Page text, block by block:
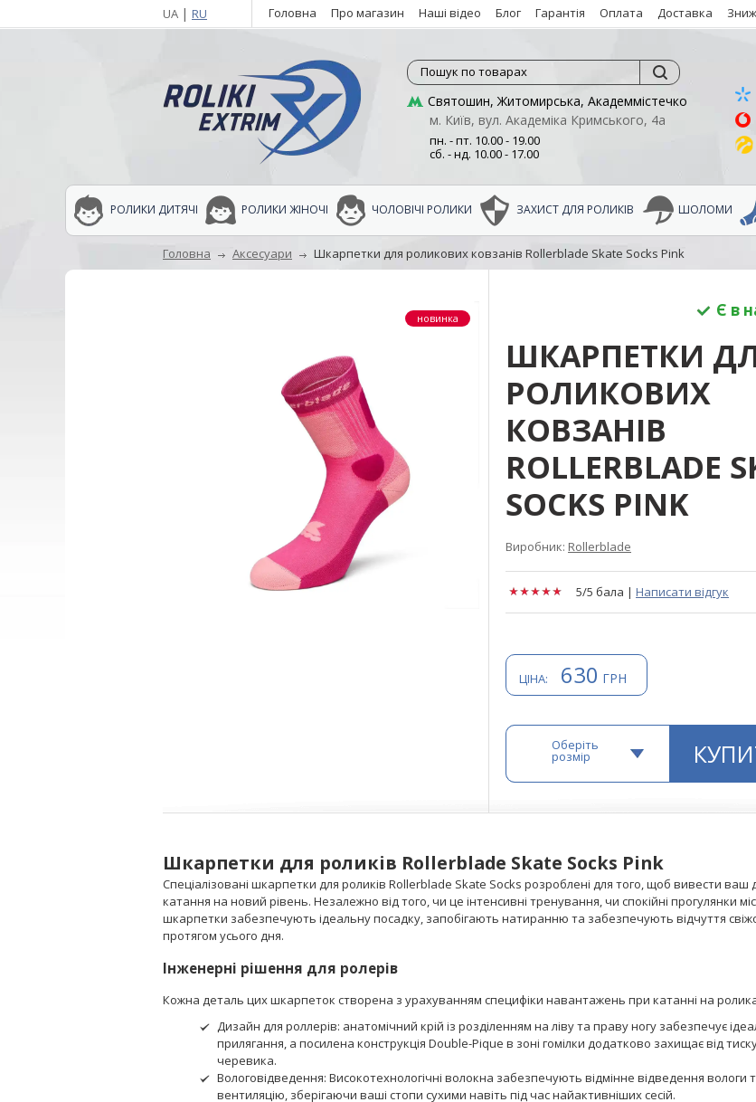
UA | RU Головна Про магазин Наші відео Блог Гарантія Оплата Доставка
Пошук по товарах
Святошин, Житомирська, Академмістечко
м. Київ, вул. Академіка Кримського, 4а
пн. - пт. 10.00 - 19.00
сб. - нд. 10.00 - 17.00
РОЛИКИ ДИТЯЧІ РОЛИКИ ЖІНОЧІ ЧОЛОВІЧІ РОЛИКИ ЗАХИСТ ДЛЯ РОЛИКІВ ШОЛОМИ
Головна Аксесуари Шкарпетки для роликових ковзанів Rollerblade Skate Socks Pink
новинка Є в
ШКАРПЕТКИ
РОЛИКОВИХ
КОВЗАНІВ
ROLLERBLADE
SOCKS PINK
Виробник: Rollerblаdе
5/5 бала | Написати відгук
ЦІНА: 630 ГРН
Оберіть
розмір
Шкарпетки для роликів Rollerblade Skate Socks Pink
Спеціалізовані шкарпетки для роликів Rollerblade Skate Socks розроблені для того, щоб вивести ваш
катання на новий рівень. Незалежно від того, чи це інтенсивні тренування, чи спокійні прогулянки
шкарпетки забезпечують ідеальну посадку, запобігають натиранню та забезпечують відчуття
протягом усього дня.
Інженерні рішення для ролерів
Кожна деталь цих шкарпеток створена з урахуванням специфіки навантажень при катанні на
Дизайн для роллерів: анатомічний крій із розділенням на ліву та праву ногу забезпечує
прилягання, а посилена конструкція Double-Pique в зоні гомілки додатково захищає від
черевика.
Вологовідведення: Високотехнологічні волокна забезпечують відмінне відведення вологи
вентиляцію, зберігаючи ваші стопи сухими навіть під час найактивніших сесій.